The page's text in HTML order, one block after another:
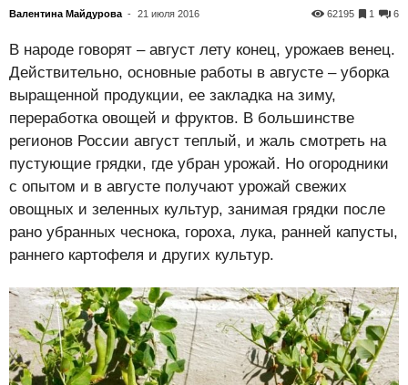
Валентина Майдурова - 21 июля 2016 6
1
62195
В народе говорят – август лету конец, урожаев венец.
Действительно, основные работы в августе – уборка
выращенной продукции, ее закладка на зиму,
переработка овощей и фруктов. В большинстве
регионов России август теплый, и жаль смотреть на
пустующие грядки, где убран урожай. Но огородники
с опытом и в августе получают урожай свежих
овощных и зеленных культур, занимая грядки после
рано убранных чеснока, гороха, лука, ранней капусты,
раннего картофеля и других культур.